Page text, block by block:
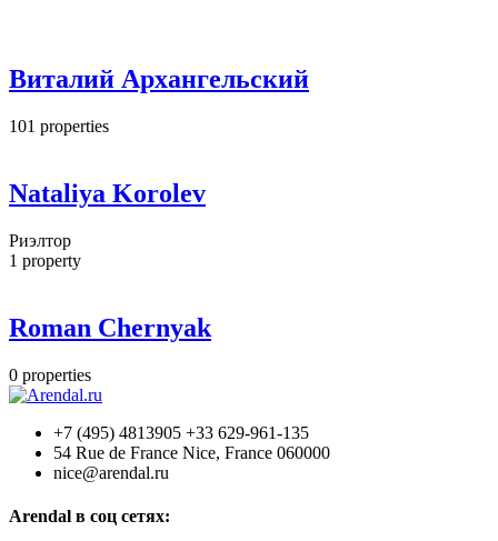
Виталий Архангельский
101 properties
Nataliya Korolev
Риэлтор
1 property
Roman Chernyak
0 properties
+7 (495) 4813905 +33 629-961-135
54 Rue de France Nice, France 060000
nice@arendal.ru
Arendal в соц сетях: